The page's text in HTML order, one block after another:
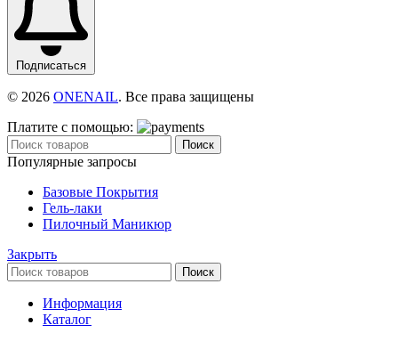
Подписаться
© 2026 ONENAIL. Все права защищены
Платите с помощью:
Поиск
Популярные запросы
Базовые Покрытия
Гель-лаки
Пилочный Маникюр
Закрыть
Поиск
Информация
Каталог